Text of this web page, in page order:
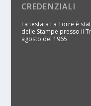
CREDENZIALI
La testata La Torre è
delle Stampe presso il
agosto del 1965